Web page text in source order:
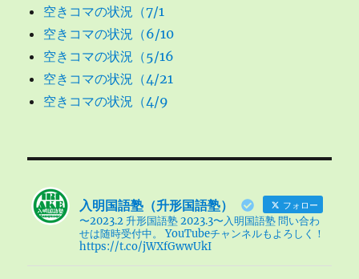
空きコマの状況（7/1
空きコマの状況（6/10
空きコマの状況（5/16
空きコマの状況（4/21
空きコマの状況（4/9
入明国語塾（升形国語塾） フォロー
〜2023.2 升形国語塾 2023.3〜入明国語塾 問い合わ
せは随時受付中。 YouTubeチャンネルもよろしく！
https://t.co/jWXfGwwUkI